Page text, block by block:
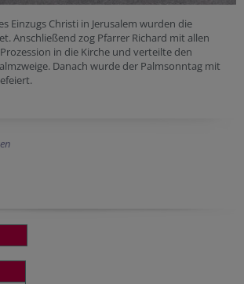
Einzugs Christi in Jerusalem wurden die
Anschließend zog Pfarrer Richard mit allen
in die Kirche und verteilte den
Danach wurde der Palmsonntag mit